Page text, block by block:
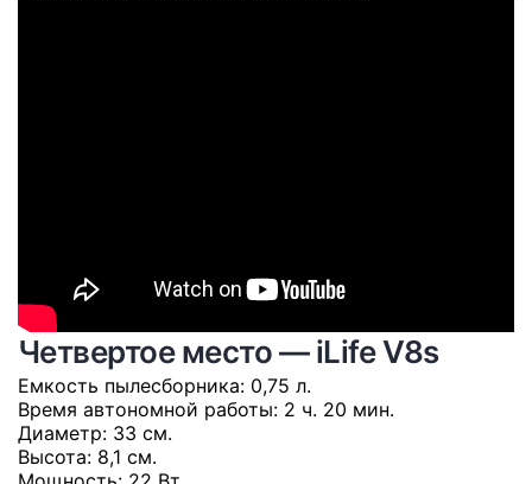
Четвертое место — iLife V8s
Емкость пылесборника: 0,75 л.
Время автономной работы: 2 ч. 20 мин.
Диаметр: 33 см.
Высота: 8,1 см.